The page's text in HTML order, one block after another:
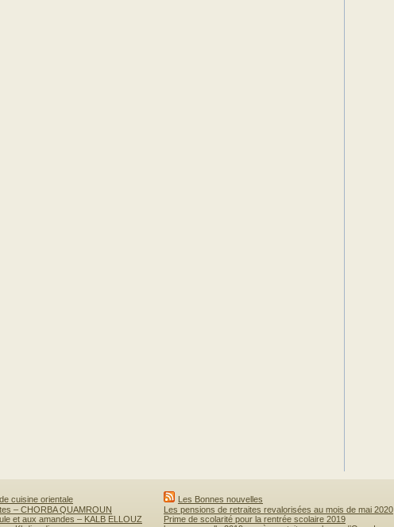
cuisine orientale
– CHORBA QUAMROUN
et aux amandes – KALB ELLOUZ
Les Bonnes nouvelles
Les pensions de retraites revalorisées au mois de mai 2020
Prime de scolarité pour la rentrée scolaire 2019